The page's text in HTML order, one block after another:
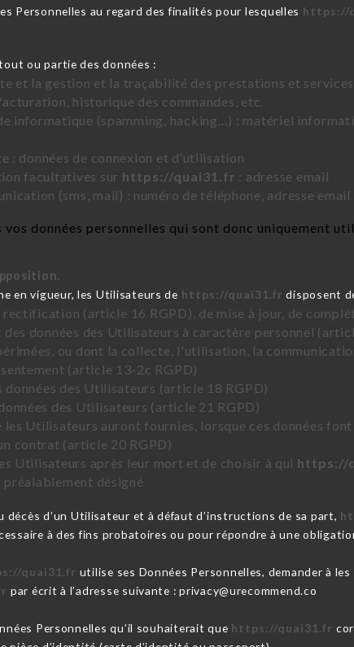
Personnelles au regard des finalités pour lesquelles https://
ou partie des données :
et la gestion et la traçabilité des prestations et
historique des commandes, etc.
informatique (spamming, hacking…) : matériel
: données de connexion et d’utilisation
facultatives sur https://quai31.fr : adresse email
(sms, mail) : numéro de téléphone, adresse email
vos données personnelles qui sont donc uniquement
en vigueur, les Utilisateurs de https://quai31.fr disposent
(article 16 RGPD), de mise à jour, de
données des Utilisateurs à caractère personnel
ou dont la collecte, l'utilisation, la
(article 13-2c RGPD)
des Utilisateurs (article 18 RGPD)
des Utilisateurs (article 21 RGPD)
Utilisateurs auront fournies, lorsque ces données
contrat (article 20 RGPD)
Utilisateurs après leur mort et de choisir à qui https://
préalablement désigné
décès d’un Utilisateur et à défaut d’instructions de sa part,
à des fins probatoires ou pour répondre à une
quai31.fr utilise ses Données Personnelles, demander à
par écrit à l’adresse suivante : privacy@urecommend.co
Personnelles qu’il souhaiterait que https://quai31.fr